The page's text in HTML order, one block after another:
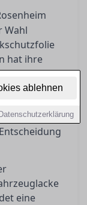
ablehnen
Datenschutzerklärung
Wahl
hat ihre
in
den besten
eine
eine